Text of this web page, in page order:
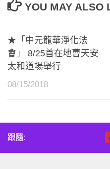
YOU MAY ALSO
★「中元龍華淨化法
會」 8/25首在地曹天安
太和道場舉行
08/15/2018
跟隨: